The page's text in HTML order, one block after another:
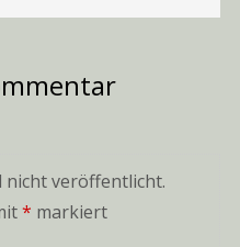
nicht veröffentlicht.
* markiert